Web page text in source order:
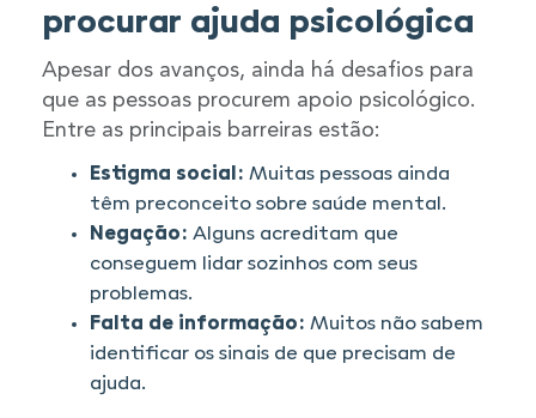
procurar ajuda psicológica
Apesar dos avanços, ainda há desafios para
que as pessoas procurem apoio psicológico.
Entre as principais barreiras estão:
Estigma social: Muitas pessoas ainda
têm preconceito sobre saúde mental.
Negação: Alguns acreditam que
conseguem lidar sozinhos com seus
problemas.
Falta de informação: Muitos não sabem
identificar os sinais de que precisam de
ajuda.